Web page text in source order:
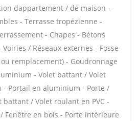
dappartement / de maison -
- Terrasse tropézienne -
- Chapes - Bétons
/ Réseaux externes - Fosse
remplacement) - Goudronnage
- Volet battant / Volet
Portail en aluminium - Porte /
battant / Volet roulant en PVC -
/ Fenêtre en bois - Porte intérieure